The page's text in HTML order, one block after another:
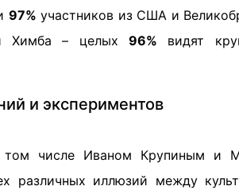
97% участников из США и
Химба – целых 96% видят
и экспериментов
том числе Иваном Крупиным и
различных иллюзий между